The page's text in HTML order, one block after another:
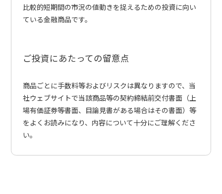
比較的短期間の市況の値動きを捉えるための投資に向い
ている金融商品です。
ご投資にあたっての留意点
商品ごとに手数料等およびリスクは異なりますので、当
社ウェブサイトで当該商品等の契約締結前交付書面（上
場有価証券等書面、目論見書がある場合はその書面）等
をよくお読みになり、内容について十分にご理解くださ
い。